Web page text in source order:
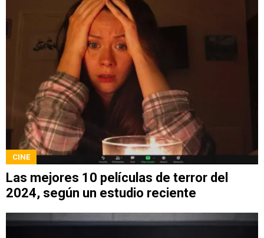
CINE
Las mejores 10 películas de terror del
2024, según un estudio reciente